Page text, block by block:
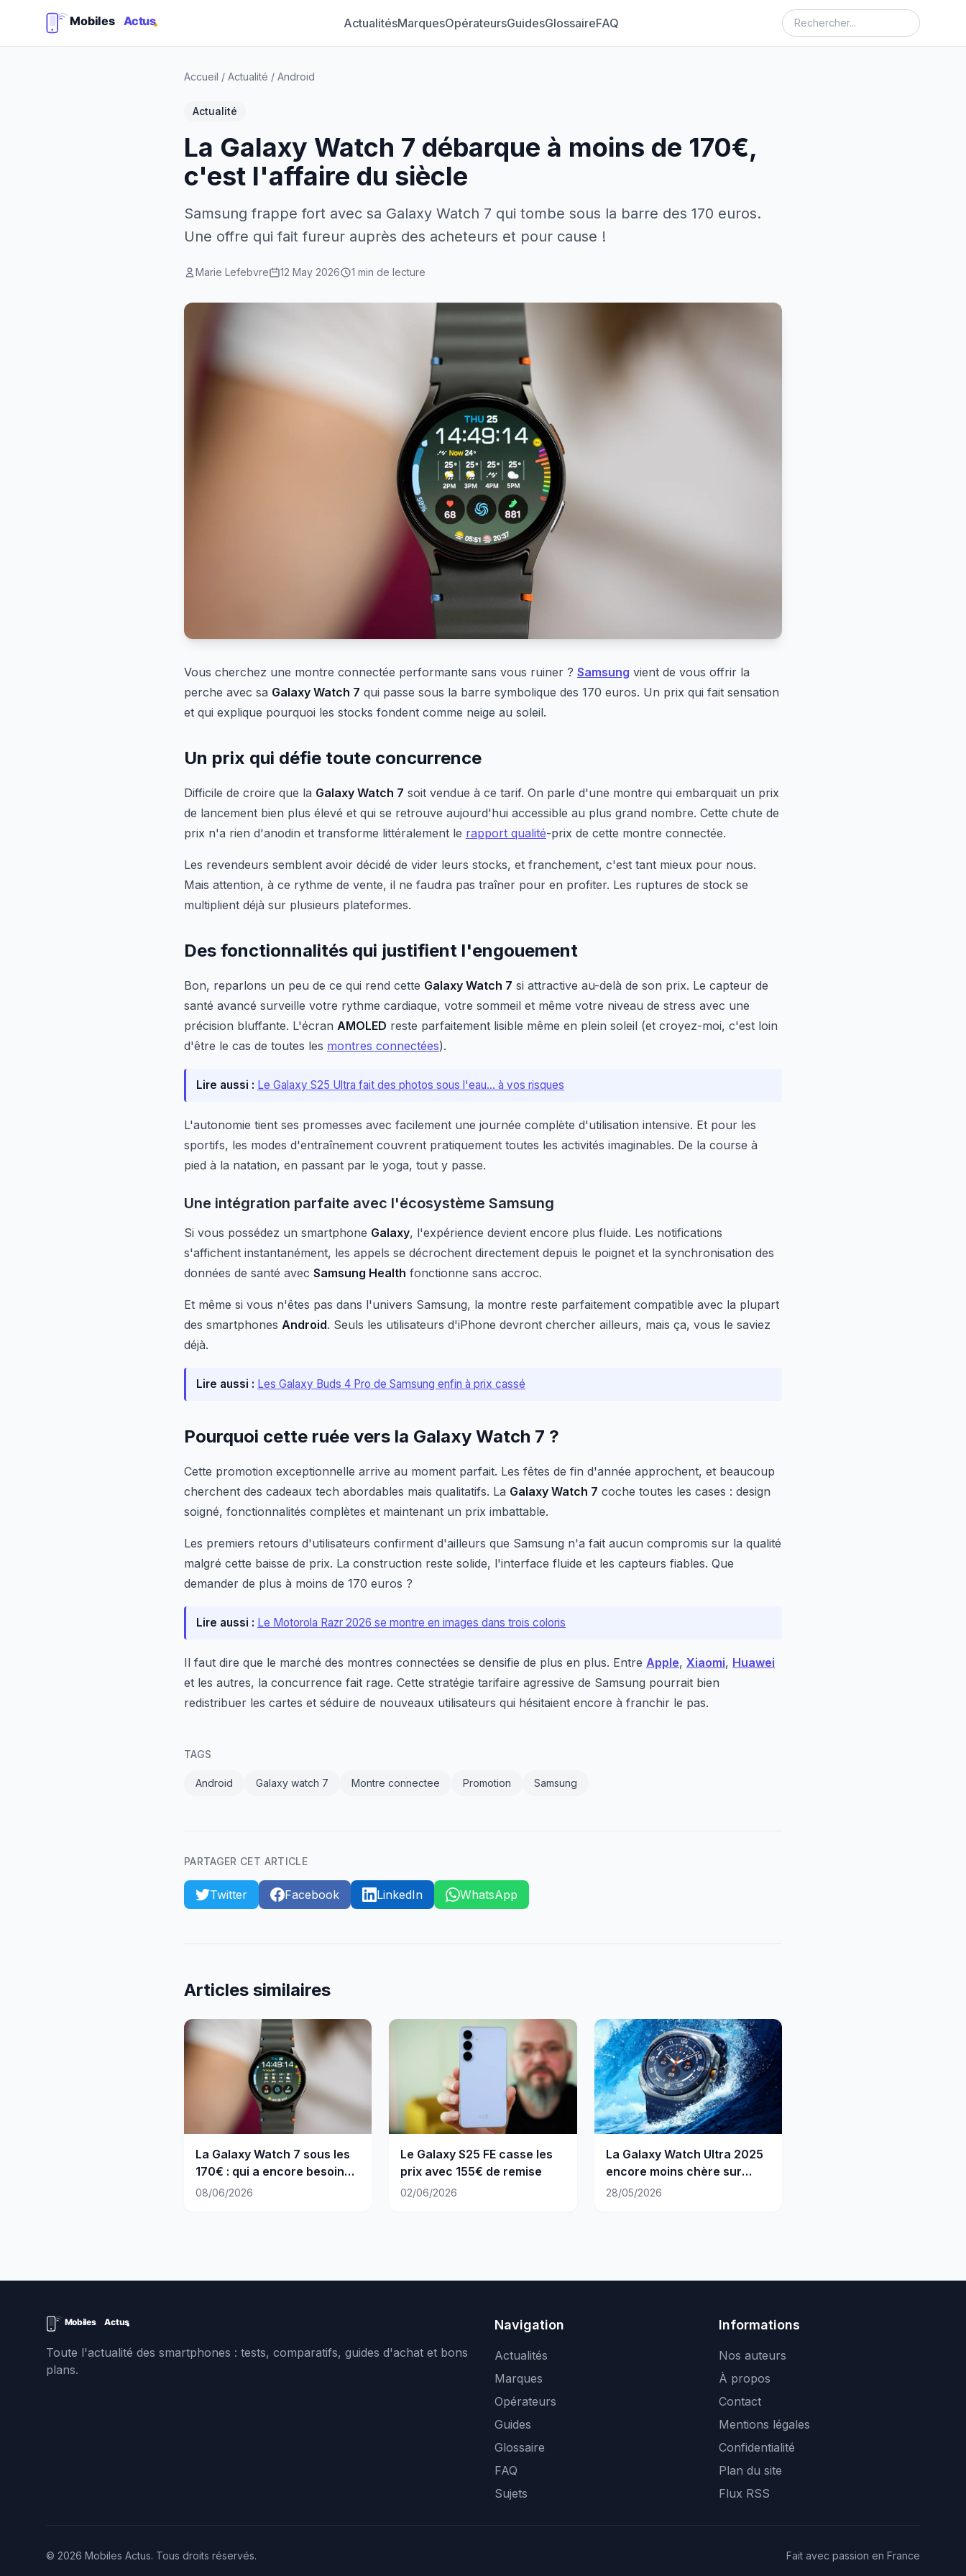
ActualitésMarquesOpérateursGuidesGlossaireFAQ
Accueil / Actualité / Android
Actualité
La Galaxy Watch 7 débarque à moins de 170€,
c'est l'affaire du siècle
Samsung frappe fort avec sa Galaxy Watch 7 qui tombe sous la barre des 170 euros.
Une offre qui fait fureur auprès des acheteurs et pour cause !
Marie Lefebvre 12 May 2026 1 min de lecture
Vous cherchez une montre connectée performante sans vous ruiner ? Samsung vient de vous offrir la
perche avec sa Galaxy Watch 7 qui passe sous la barre symbolique des 170 euros. Un prix qui fait sensation
et qui explique pourquoi les stocks fondent comme neige au soleil.
Un prix qui défie toute concurrence
Difficile de croire que la Galaxy Watch 7 soit vendue à ce tarif. On parle d'une montre qui embarquait un prix
de lancement bien plus élevé et qui se retrouve aujourd'hui accessible au plus grand nombre. Cette chute de
prix n'a rien d'anodin et transforme littéralement le rapport qualité-prix de cette montre connectée.
Les revendeurs semblent avoir décidé de vider leurs stocks, et franchement, c'est tant mieux pour nous.
Mais attention, à ce rythme de vente, il ne faudra pas traîner pour en profiter. Les ruptures de stock se
multiplient déjà sur plusieurs plateformes.
Des fonctionnalités qui justifient l'engouement
Bon, reparlons un peu de ce qui rend cette Galaxy Watch 7 si attractive au-delà de son prix. Le capteur de
santé avancé surveille votre rythme cardiaque, votre sommeil et même votre niveau de stress avec une
précision bluffante. L'écran AMOLED reste parfaitement lisible même en plein soleil (et croyez-moi, c'est loin
d'être le cas de toutes les montres connectées).
Lire aussi : Le Galaxy S25 Ultra fait des photos sous l'eau... à vos risques
L'autonomie tient ses promesses avec facilement une journée complète d'utilisation intensive. Et pour les
sportifs, les modes d'entraînement couvrent pratiquement toutes les activités imaginables. De la course à
pied à la natation, en passant par le yoga, tout y passe.
Une intégration parfaite avec l'écosystème Samsung
Si vous possédez un smartphone Galaxy, l'expérience devient encore plus fluide. Les notifications
s'affichent instantanément, les appels se décrochent directement depuis le poignet et la synchronisation des
données de santé avec Samsung Health fonctionne sans accroc.
Et même si vous n'êtes pas dans l'univers Samsung, la montre reste parfaitement compatible avec la plupart
des smartphones Android. Seuls les utilisateurs d'iPhone devront chercher ailleurs, mais ça, vous le saviez
déjà.
Lire aussi : Les Galaxy Buds 4 Pro de Samsung enfin à prix cassé
Pourquoi cette ruée vers la Galaxy Watch 7 ?
Cette promotion exceptionnelle arrive au moment parfait. Les fêtes de fin d'année approchent, et beaucoup
cherchent des cadeaux tech abordables mais qualitatifs. La Galaxy Watch 7 coche toutes les cases : design
soigné, fonctionnalités complètes et maintenant un prix imbattable.
Les premiers retours d'utilisateurs confirment d'ailleurs que Samsung n'a fait aucun compromis sur la qualité
malgré cette baisse de prix. La construction reste solide, l'interface fluide et les capteurs fiables. Que
demander de plus à moins de 170 euros ?
Lire aussi : Le Motorola Razr 2026 se montre en images dans trois coloris
Il faut dire que le marché des montres connectées se densifie de plus en plus. Entre Apple, Xiaomi, Huawei
et les autres, la concurrence fait rage. Cette stratégie tarifaire agressive de Samsung pourrait bien
redistribuer les cartes et séduire de nouveaux utilisateurs qui hésitaient encore à franchir le pas.
TAGS
Android Galaxy watch 7 Montre connectee Promotion Samsung
PARTAGER CET ARTICLE
Twitter Facebook LinkedIn WhatsApp
Articles similaires
La Galaxy Watch 7 sous les
170€ : qui a encore besoin
de la Watch 8 ?
08/06/2026
Le Galaxy S25 FE casse les
prix avec 155€ de remise
02/06/2026
La Galaxy Watch Ultra 2025
encore moins chère sur
Amazon
28/05/2026
Toute l'actualité des smartphones : tests, comparatifs, guides d'achat et bons
plans.
Navigation
Actualités
Marques
Opérateurs
Guides
Glossaire
FAQ
Sujets
Informations
Nos auteurs
À propos
Contact
Mentions légales
Confidentialité
Plan du site
Flux RSS
© 2026 Mobiles Actus. Tous droits réservés. Fait avec passion en France